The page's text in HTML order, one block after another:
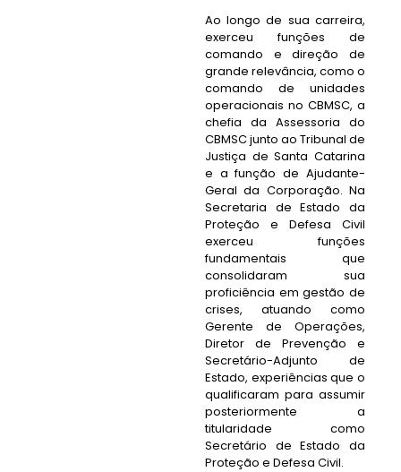
Ao longo de sua carreira,
exerceu funções de
comando e direção de
grande relevância, como o
comando de unidades
operacionais no CBMSC, a
chefia da Assessoria do
CBMSC junto ao Tribunal de
Justiça de Santa Catarina
e a função de Ajudante-
Geral da Corporação. Na
Secretaria de Estado da
Proteção e Defesa Civil
exerceu funções
fundamentais que
consolidaram sua
proficiência em gestão de
crises, atuando como
Gerente de Operações,
Diretor de Prevenção e
Secretário-Adjunto de
Estado, experiências que o
qualificaram para assumir
posteriormente a
titularidade como
Secretário de Estado da
Proteção e Defesa Civil.